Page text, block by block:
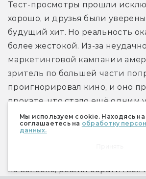
Мы используем cookie. Находясь на
соглашаетесь на обработку
данных.
Тест-просмотры прошли
хорошо, и друзья были
будущий хит. Но реальность
более жестокой. Из-за
маркетинговой кампании
зритель по большей части
проигнорировал кино, и оно
прокате, что стало ещё одним
репутации режиссёра.
на волоске, решил обратиться